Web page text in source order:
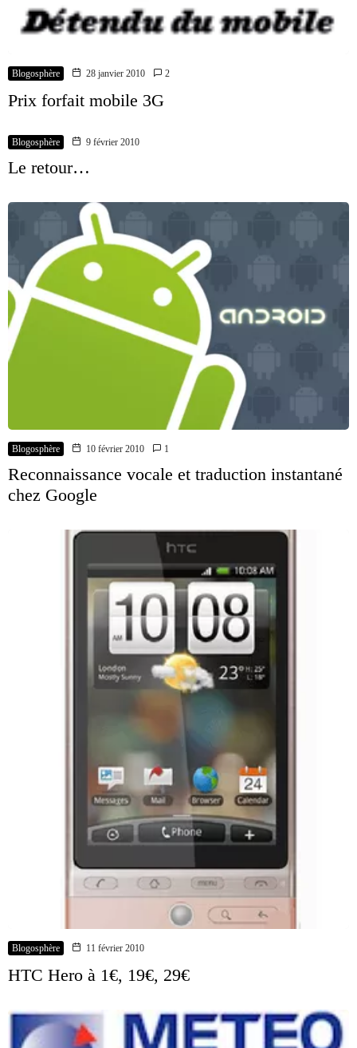
Blogosphère 28 janvier 2010 2
Prix forfait mobile 3G
Blogosphère 9 février 2010
Le retour…
Blogosphère 10 février 2010 1
Reconnaissance vocale et traduction instantané
chez Google
Blogosphère 11 février 2010
HTC Hero à 1€, 19€, 29€